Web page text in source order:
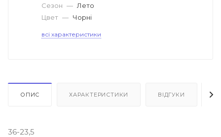
Сезон — Лето
Цвет — Чорні
всі характеристики
ОПИС ХАРАКТЕРИСТИКИ ВІДГУКИ
36-23,5